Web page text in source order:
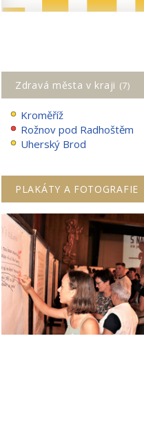
Zdravá města v kraji (7)
Kroměříž
Rožnov pod Radhoštěm
Uherský Brod
PLAKÁTY A FOTOGRAFIE